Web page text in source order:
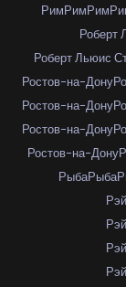
РимРимРим
Роберт
Роберт Льюис
Ростов-на-Дону
Ростов-на-Дону
Ростов-на-Дону
Ростов-на-Дону
РыбаРыба